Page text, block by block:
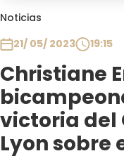
Noticias
21/ 05/ 2023
19:15
Christiane
victoria del
Lyon sobre
Plan Perfecto
El Tiempo
Sabingo
Todos Los